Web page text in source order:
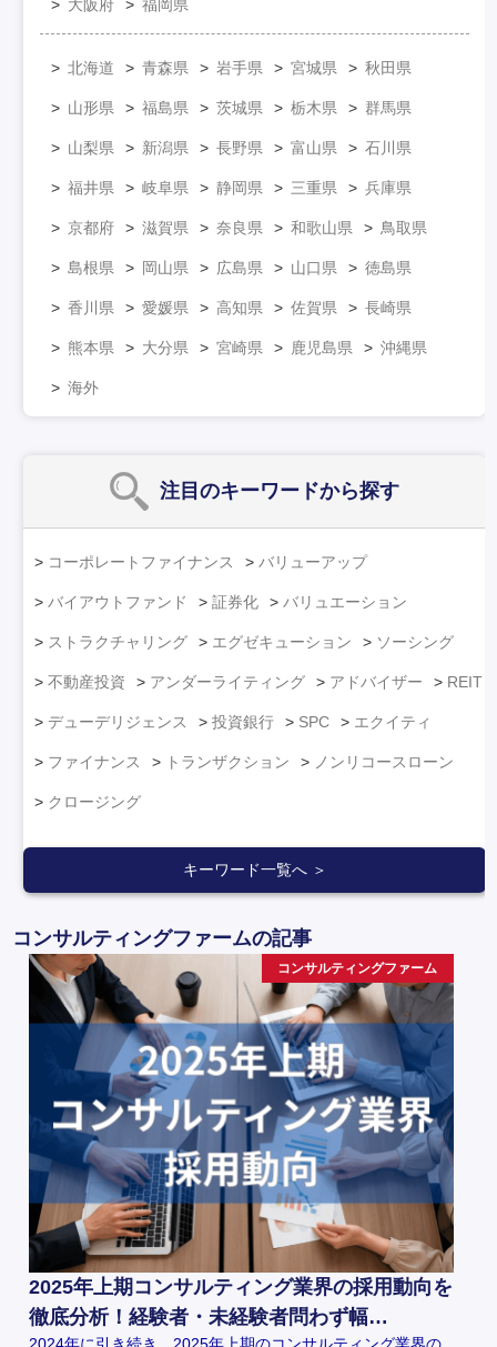
大阪府 福岡県
北海道 青森県 岩手県 宮城県 秋田県
山形県 福島県 茨城県 栃木県 群馬県
山梨県 新潟県 長野県 富山県 石川県
福井県 岐阜県 静岡県 三重県 兵庫県
京都府 滋賀県 奈良県 和歌山県 鳥取県
島根県 岡山県 広島県 山口県 徳島県
香川県 愛媛県 高知県 佐賀県 長崎県
熊本県 大分県 宮崎県 鹿児島県 沖縄県
海外
注目のキーワードから探す
コーポレートファイナンス バリューアップ
バイアウトファンド 証券化 バリュエーション
ストラクチャリング エグゼキューション ソーシング
不動産投資 アンダーライティング アドバイザー REIT
デューデリジェンス 投資銀行 SPC エクイティ
ファイナンス トランザクション ノンリコースローン
クロージング
キーワード一覧へ ＞
コンサルティングファームの記事
コンサルティングファーム
2025年上期コンサルティング業界の採用動向を
徹底分析！経験者・未経験者問わず幅…